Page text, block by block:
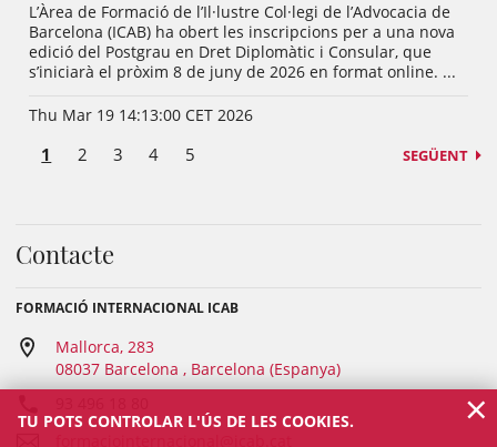
L’Àrea de Formació de l’Il·lustre Col·legi de l’Advocacia de
Barcelona (ICAB) ha obert les inscripcions per a una nova
edició del Postgrau en Dret Diplomàtic i Consular, que
s’iniciarà el pròxim 8 de juny de 2026 en format online. ...
Thu Mar 19 14:13:00 CET 2026
1 2 3 4 5 SEGÜENT
Contacte
FORMACIÓ INTERNACIONAL ICAB
Mallorca, 283
08037 Barcelona , Barcelona (Espanya)
TU POTS CONTROLAR L'ÚS DE LES COOKIES.
×